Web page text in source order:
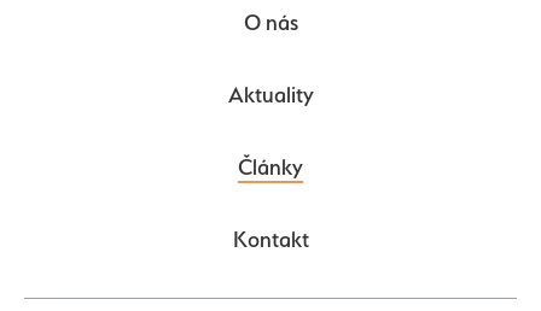
O nás
Aktuality
Články
Kontakt